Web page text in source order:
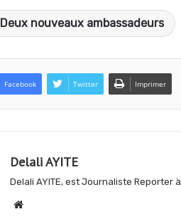
a
t
A
l
e
r
r
Deux nouveaux ambassadeurs
Facebook Twitter Imprimer
Delali AYITE
Delali AYITE, est Journaliste Reporter
Website